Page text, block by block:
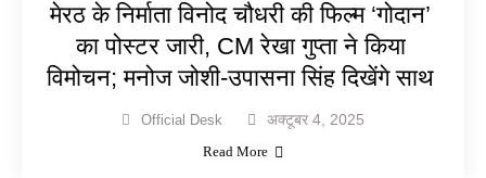
मेरठ के निर्माता विनोद चौधरी की फिल्म ‘गोदान’
का पोस्टर जारी, CM रेखा गुप्ता ने किया
विमोचन; मनोज जोशी-उपासना सिंह दिखेंगे साथ
Official Desk अक्टूबर 4, 2025
Read More